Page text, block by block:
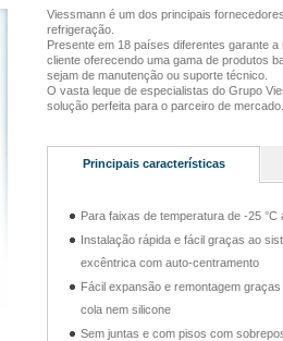
Viessmann é um dos principais
refrigeração.
Presente em 18 países diferentes garante
cliente oferecendo uma gama de produtos
sejam de manutenção ou suporte técnico.
O vasta leque de especialistas do Grupo
solução perfeita para o parceiro de
Principais características
Para faixas de temperatura de -25 °C
Instalação rápida e fácil graças ao
excêntrica com auto-centramento
Fácil expansão e remontagem
cola nem silicone
Sem juntas e com pisos com